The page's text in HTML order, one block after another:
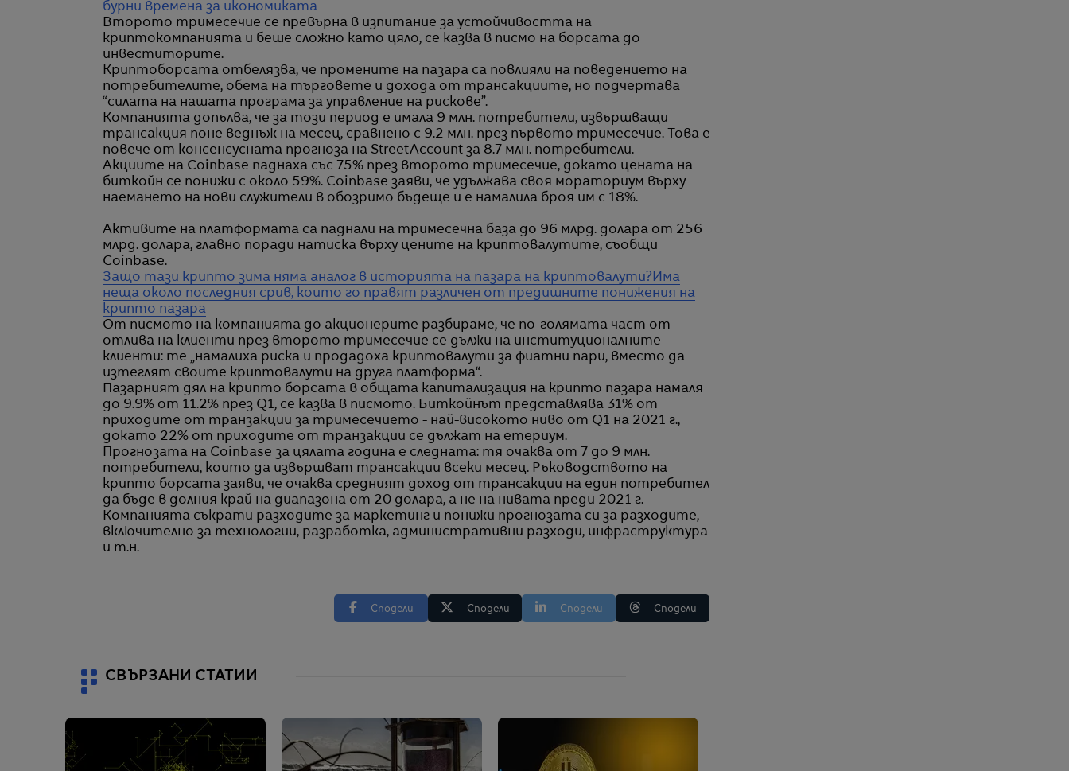
бурни времена за икономиката
Второто тримесечие се превърна в изпитание за устойчивостта на
криптокомпанията и беше сложно като цяло, се казва в писмо на борсата до
инвеститорите.
Криптоборсата отбелязва, че промените на пазара са повлияли на поведението на
потребителите, обема на търговете и дохода от трансакциите, но подчертава
“силата на нашата програма за управление на рискове”.
Компанията допълва, че за този период е имала 9 млн. потребители, извършващи
трансакция поне веднъж на месец, сравнено с 9.2 млн. през първото тримесечие. Това е
повече от консенсусната прогноза на StreetAccount за 8.7 млн. потребители.
Акциите на Coinbase паднаха със 75% през второто тримесечие, докато цената на
биткойн се понижи с около 59%. Coinbase заяви, че удължава своя мораториум върху
наемането на нови служители в обозримо бъдеще и е намалила броя им с 18%.
Активите на платформата са паднали на тримесечна база до 96 млрд. долара от 256
млрд. долара, главно поради натиска върху цените на криптовалутите, съобщи
Coinbase.
Защо тази крипто зима няма аналог в историята на пазара на криптовалути?Има
неща около последния срив, които го правят различен от предишните понижения на
крипто пазара
От писмото на компанията до акционерите разбираме, че по-голямата част от
отлива на клиенти през второто тримесечие се дължи на институционалните
клиенти: те „намалиха риска и продадоха криптовалути за фиатни пари, вместо да
изтеглят своите криптовалути на друга платформа“.
Пазарният дял на крипто борсата в общата капитализация на крипто пазара намаля
до 9.9% от 11.2% през Q1, се казва в писмото. Биткойнът представлява 31% от
приходите от транзакции за тримесечието - най-високото ниво от Q1 на 2021 г.,
докато 22% от приходите от транзакции се дължат на етериум.
Прогнозата на Coinbase за цялата година е следната: тя очаква от 7 до 9 млн.
потребители, които да извършват трансакции всеки месец. Ръководството на
крипто борсата заяви, че очаква средният доход от трансакции на един потребител
да бъде в долния край на диапазона от 20 долара, а не на нивата преди 2021 г.
Компанията съкрати разходите за маркетинг и понижи прогнозата си за разходите,
включително за технологии, разработка, административни разходи, инфраструктура
и т.н.
Сподели Сподели Сподели Сподели
СВЪРЗАНИ СТАТИИ